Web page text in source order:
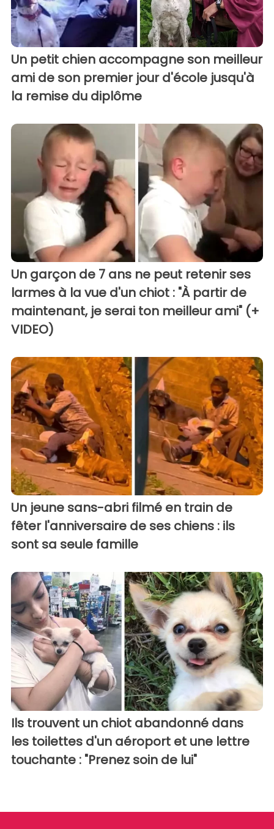
Un petit chien accompagne son meilleur
ami de son premier jour d'école jusqu'à
la remise du diplôme
Un garçon de 7 ans ne peut retenir ses
larmes à la vue d'un chiot : "À partir de
maintenant, je serai ton meilleur ami" (+
VIDEO)
Un jeune sans-abri filmé en train de
fêter l'anniversaire de ses chiens : ils
sont sa seule famille
Ils trouvent un chiot abandonné dans
les toilettes d'un aéroport et une lettre
touchante : "Prenez soin de lui"